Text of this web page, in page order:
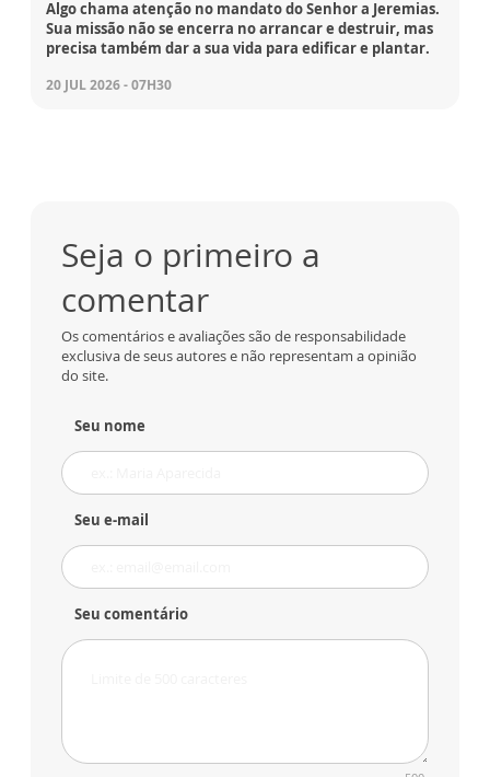
Algo chama atenção no mandato do Senhor a Jeremias.
Sua missão não se encerra no arrancar e destruir, mas
precisa também dar a sua vida para edificar e plantar.
20 JUL 2026 - 07H30
Seja o primeiro a
comentar
Os comentários e avaliações são de responsabilidade
exclusiva de seus autores e não representam a opinião
do site.
Seu nome
Seu e-mail
Seu comentário